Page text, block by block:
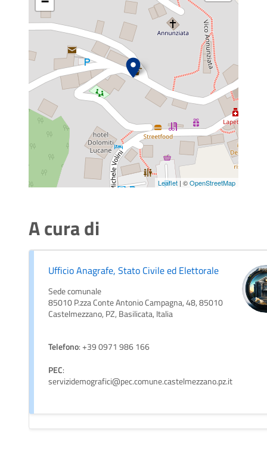
Leaflet | ©OpenStreetMap
A cura di
Ufficio Anagrafe, Stato Civile ed Elettorale
Sede comunale
85010 P.zza Conte Antonio Campagna, 48, 85010
Castelmezzano, PZ, Basilicata, Italia
Telefono: +39 0971 986 166
PEC:
servizidemografici@pec.comune.castelmezzano.pz.it